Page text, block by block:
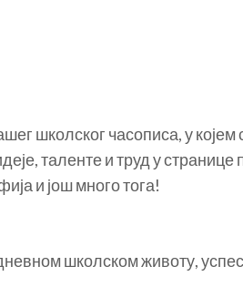
школског часописа, у којем
таленте и труд у странице
и још много тога!
школском животу,